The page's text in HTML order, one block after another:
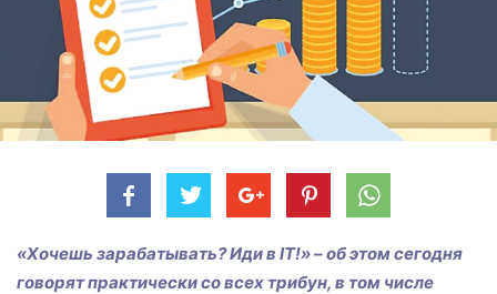
«Хочешь зарабатывать? Иди в IT!» – об этом сегодня
говорят практически со всех трибун, в том числе